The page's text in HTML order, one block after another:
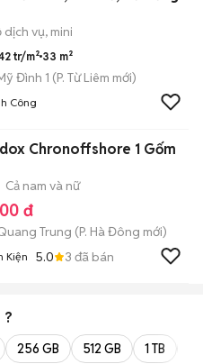
dịch vụ, mini
tr/m² 33 m²
Đình 1 (P. Từ Liêm mới)
Công
Chronoffshore 1 Gốm
Cả nam và nữ
đ
Trung (P. Hà Đông mới)
Kiện 5.0 3 đã bán
?
256 GB 512 GB 1 TB